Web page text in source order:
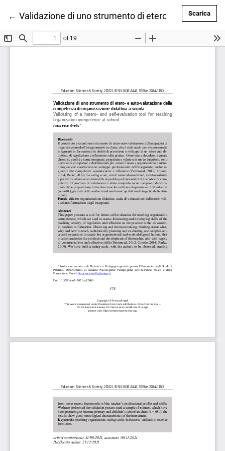
←Ritorna ai dettagli dell'articolo
Validazione di uno strumento di etero- e auto-
Scarica